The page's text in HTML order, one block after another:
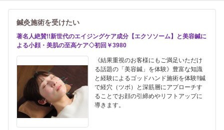
鍼灸施術を受けたい
著名人絶賛!!新世代のエイジングケア成分【エクソソーム】と美容鍼に
よる小顔・美肌の至高ケア◇初回￥3980
《結果重視のお客様にもご満足いただけ
る話題の「美容鍼」を体験》豊富な知識
と経験によるゴッドハンド施術を体験!!鍼
で経穴（ツボ）と深筋層にアプローチす
ることでお顔の引締めやリフトアップに
導きます。